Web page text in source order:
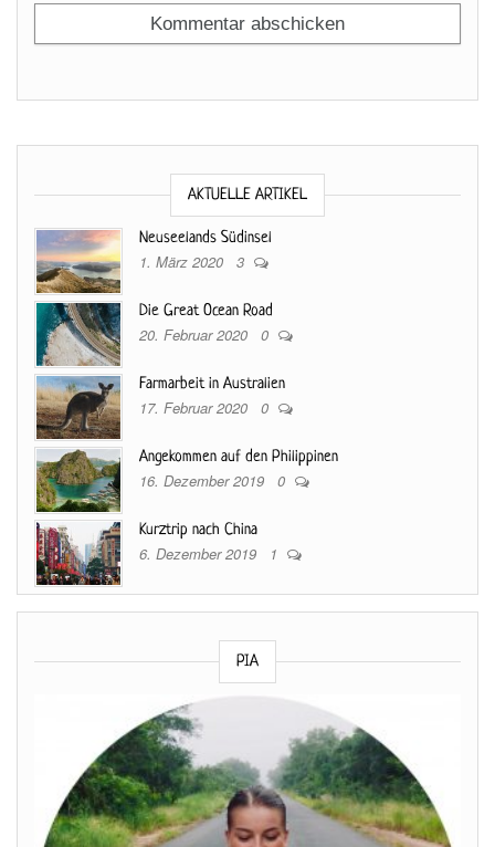
AKTUELLE ARTIKEL
Neuseelands Südinsel
1. März 2020 3
Die Great Ocean Road
20. Februar 2020 0
Farmarbeit in Australien
17. Februar 2020 0
Angekommen auf den Philippinen
16. Dezember 2019 0
Kurztrip nach China
6. Dezember 2019 1
PIA